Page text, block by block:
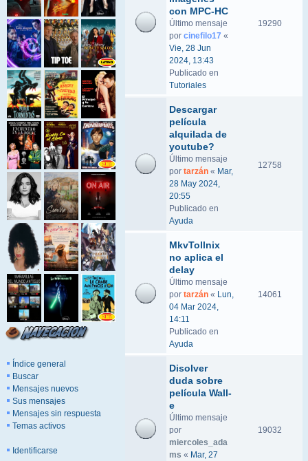
Índice general
Buscar
Mensajes nuevos
Sus mensajes
Mensajes sin respuesta
Temas activos
Identificarse
con MPC-HC
Último mensaje
por cinefilo17 «
Vie, 28 Jun
2024, 13:43
Publicado en
Tutoriales
19290
Descargar
película
alquilada de
youtube?
Último mensaje
por tarzán « Mar,
28 May 2024,
20:55
Publicado en
Ayuda
12758
MkvTollnix
no aplica el
delay
Último mensaje
por tarzán « Lun,
04 Mar 2024,
14:11
Publicado en
Ayuda
14061
Disolver
duda sobre
película Wall-
e
Último mensaje
por
miercoles_ada
ms « Mar, 27
19032